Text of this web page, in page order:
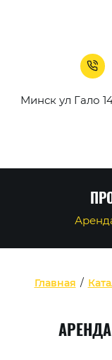
Минск ул Гало
Главная /